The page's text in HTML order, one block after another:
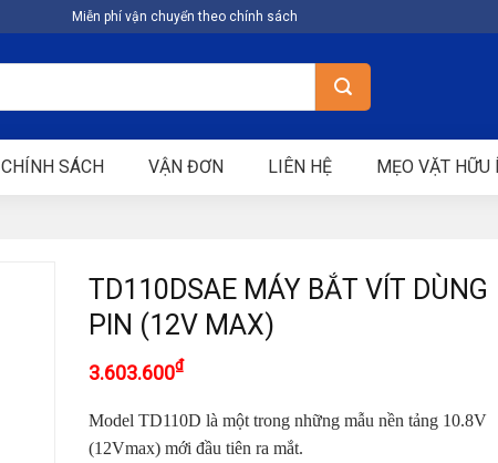
Miễn phí vận chuyển theo chính sách
CHÍNH SÁCH VẬN ĐƠN LIÊN HỆ MẸO VẶT HỮU
TD110DSAE MÁY BẮT VÍT DÙNG
PIN (12V MAX)
3.603.600₫
Model TD110D là một trong những mẫu nền tảng 10.8V
(12Vmax) mới đầu tiên ra mắt.